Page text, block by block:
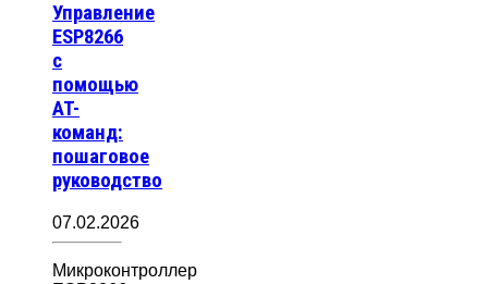
Управление
ESP8266
с
помощью
AT-
команд:
пошаговое
руководство
07.02.2026
Микроконтроллер